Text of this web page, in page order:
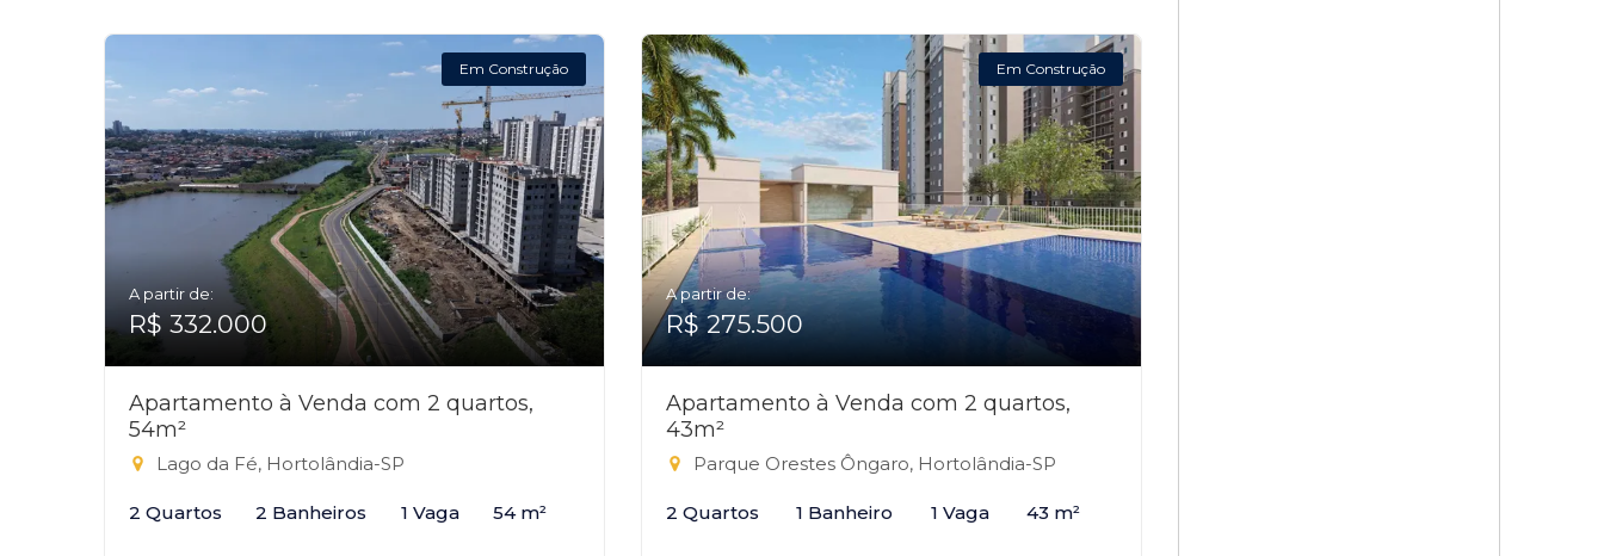
Em Construção
A partir de:
R$ 332.000
Apartamento à Venda com 2 quartos,
54m²
Lago da Fé, Hortolândia-SP
2 Quartos 2 Banheiros 1 Vaga 54 m²
Em Construção
A partir de:
R$ 275.500
Apartamento à Venda com 2 quartos,
43m²
Parque Orestes Ôngaro, Hortolândia-SP
2 Quartos 1 Banheiro 1 Vaga 43 m²